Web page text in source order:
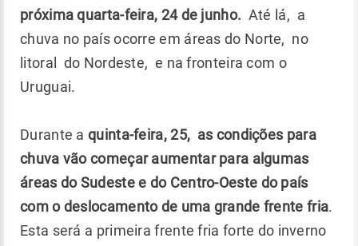
próxima quarta-feira, 24 de junho. Até lá, a
chuva no país ocorre em áreas do Norte, no
litoral do Nordeste, e na fronteira com o
Uruguai.
Durante a quinta-feira, 25, as condições para
chuva vão começar aumentar para algumas
áreas do Sudeste e do Centro-Oeste do país
com o deslocamento de uma grande frente fria.
Esta será a primeira frente fria forte do inverno